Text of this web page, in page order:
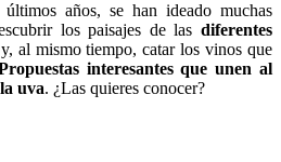
años, se han ideado muchas
los paisajes de las diferentes
y, al mismo tiempo, catar los vinos que
interesantes que unen al
uva. ¿Las quieres conocer?